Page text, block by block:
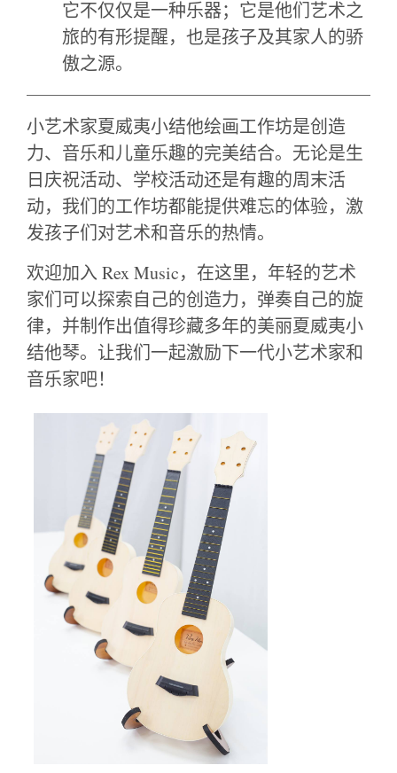
它不仅仅是一种乐器；它是他们艺术之
旅的有形提醒，也是孩子及其家人的骄
傲之源。
小艺术家夏威夷小结他绘画工作坊是创造
力、音乐和儿童乐趣的完美结合。无论是生
日庆祝活动、学校活动还是有趣的周末活
动，我们的工作坊都能提供难忘的体验，激
发孩子们对艺术和音乐的热情。
欢迎加入 Rex Music，在这里，年轻的艺术
家们可以探索自己的创造力，弹奏自己的旋
律，并制作出值得珍藏多年的美丽夏威夷小
结他琴。让我们一起激励下一代小艺术家和
音乐家吧！